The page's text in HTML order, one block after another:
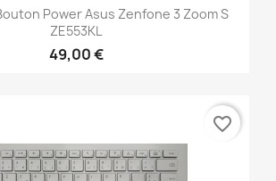
Power Asus Zenfone 3 Zoom S
ZE553KL
49,00 €
favorite_border